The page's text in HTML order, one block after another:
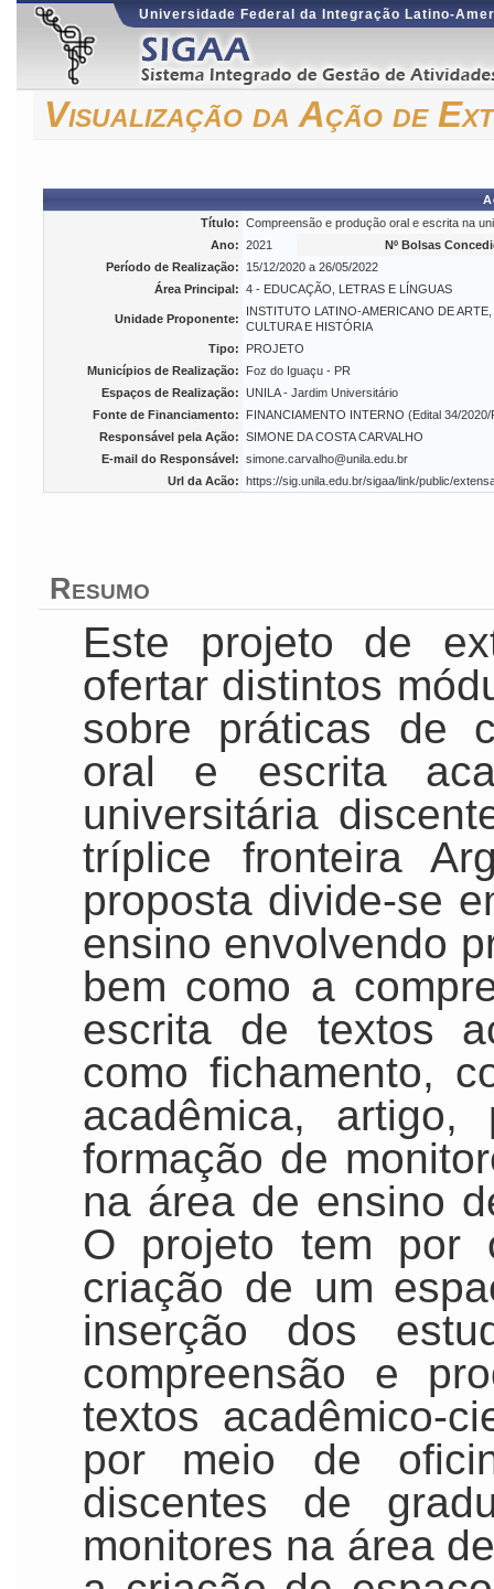
Universidade Federal da Integração Latino-
Visualização da Ação de
Título: Compreensão e produção oral e escrita na
Ano: 2021
Nº Bolsas
Período de Realização:
15/12/2020 a 26/05/2022
Área Principal: 4 - EDUCAÇÃO, LETRAS E LÍNGUAS
Unidade Proponente:
INSTITUTO LATINO-AMERICANO DE ARTE,
CULTURA E HISTÓRIA
Tipo:
PROJETO
Municípios de Realização:
Foz do Iguaçu - PR
Espaços de Realização: UNILA - Jardim Universitário
Fonte de Financiamento:
FINANCIAMENTO INTERNO (Edital 34/
Responsável pela Ação: SIMONE DA COSTA CARVALHO
E-mail do Responsável: simone.carvalho@unila.edu.br
Url da Acão: https://sig.unila.edu.br/sigaa/link/public/
Resumo
Este projeto de
ofertar distintos
sobre práticas de
oral e escrita
universitária
tríplice fronteira
proposta divide-se
ensino envolvendo
bem como a
escrita de textos
como fichamento,
acadêmica,
formação de
na área de ensino
O projeto tem por
criação de um
inserção dos
compreensão e
textos acadêmico-
por meio de
discentes de
monitores na área